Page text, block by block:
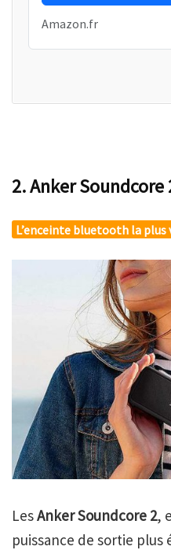
Amazon.fr
2. Anker Soundcore
L’enceinte bluetooth la plus
LesAnker Soundcore 2,
puissance de sortie plus